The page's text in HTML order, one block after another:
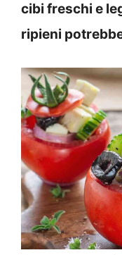
cibi freschi e
ripieni